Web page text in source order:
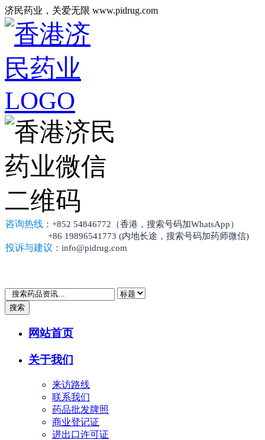
济民药业，关爱无限 www.pidrug.com
咨询热线 ：+852 54846772（香港，搜索号码加WhatsApp）
+86 19896541773 (内地长途，搜索号码加药师微信)
投诉与建议 ：info@pidrug.com
搜索
网站首页
关于我们
来访路线
联系我们
药品批发牌照
商业登记证
进出口许可证